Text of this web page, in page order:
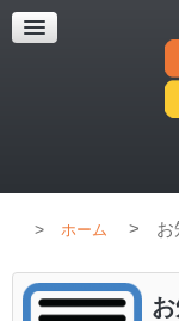
超解像顕微鏡
超解像顕微鏡の
ホーム > お